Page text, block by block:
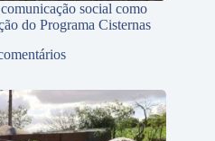
social como
do Programa Cisternas